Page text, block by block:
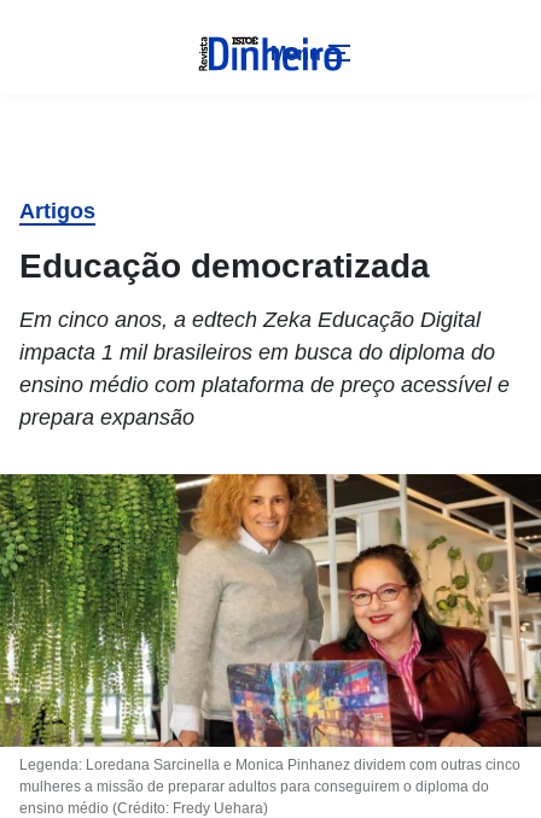
Menu
Artigos
Educação democratizada
Em cinco anos, a edtech Zeka Educação Digital
impacta 1 mil brasileiros em busca do diploma do
ensino médio com plataforma de preço acessível e
prepara expansão
Legenda: Loredana Sarcinella e Monica Pinhanez dividem com outras cinco
mulheres a missão de preparar adultos para conseguirem o diploma do
ensino médio (Crédito: Fredy Uehara)